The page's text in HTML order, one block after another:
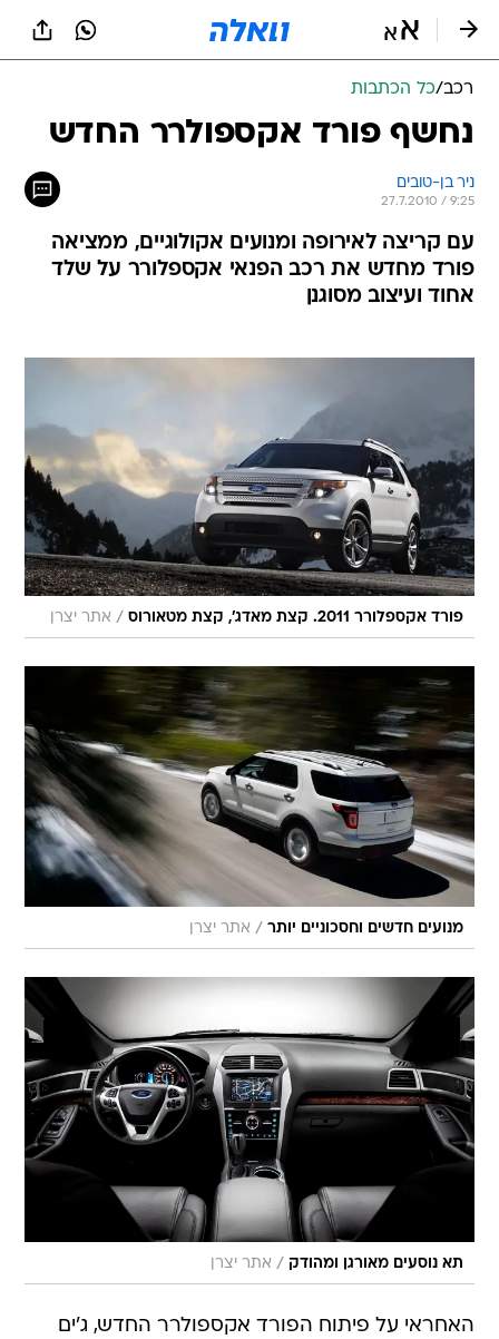
רכב/כל הכתבות
נחשף פורד אקספולרר החדש
ניר בן-טובים
27.7.2010 / 9:25
עם קריצה לאירופה ומנועים אקולוגיים, ממציאה
פורד מחדש את רכב הפנאי אקספלורר על שלד
אחוד ועיצוב מסוגנן
פורד אקספלורר 2011. קצת מאדג', קצת מטאורוס / אתר יצרן
מנועים חדשים וחסכוניים יותר / אתר יצרן
תא נוסעים מאורגן ומהודק / אתר יצרן
האחראי על פיתוח הפורד אקספולרר החדש, ג'ים